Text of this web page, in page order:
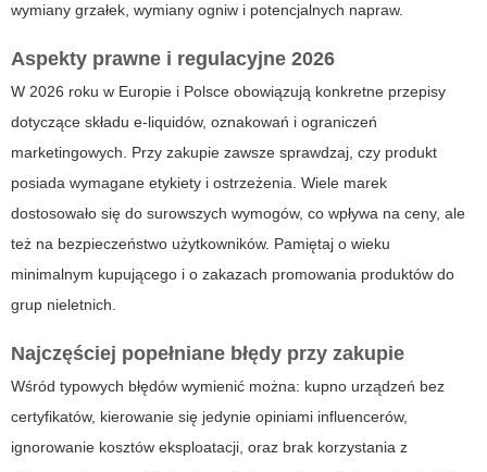
wymiany grzałek, wymiany ogniw i potencjalnych napraw.
Aspekty prawne i regulacyjne 2026
W 2026 roku w Europie i Polsce obowiązują konkretne przepisy
dotyczące składu e-liquidów, oznakowań i ograniczeń
marketingowych. Przy zakupie zawsze sprawdzaj, czy produkt
posiada wymagane etykiety i ostrzeżenia. Wiele marek
dostosowało się do surowszych wymogów, co wpływa na ceny, ale
też na bezpieczeństwo użytkowników. Pamiętaj o wieku
minimalnym kupującego i o zakazach promowania produktów do
grup nieletnich.
Najczęściej popełniane błędy przy zakupie
Wśród typowych błędów wymienić można: kupno urządzeń bez
certyfikatów, kierowanie się jedynie opiniami influencerów,
ignorowanie kosztów eksploatacji, oraz brak korzystania z